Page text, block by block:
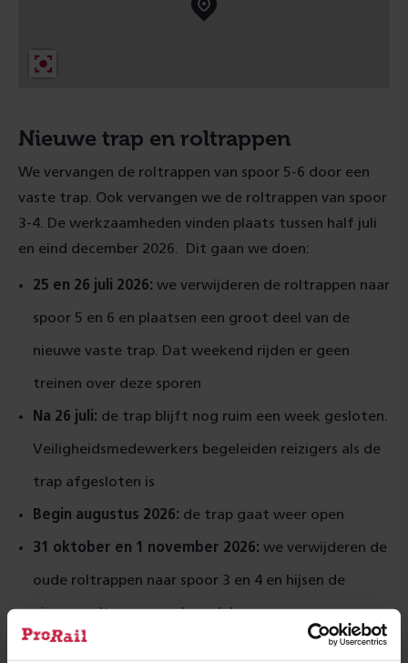
Nieuwe trap en roltrappen
We vervangen de roltrappen van spoor 5-6 door een
vaste trap. Ook vervangen we de roltrappen van spoor
3-4. De werkzaamheden vinden plaats tussen half juli
en eind december 2026. Dit gaan we doen:
25 en 26 juli 2026: we verwijderen de roltrappen naar
spoor 5 en 6 en plaatsen een groot deel van de
nieuwe vaste trap. Dat weekend rijden er geen
treinen over deze sporen
Na 26 juli: de trap blijft nog ruim een week gesloten.
Veiligheidsmedewerkers begeleiden reizigers als de
trap afgesloten is
Begin augustus 2026: de trap gaat weer open
31 oktober en 1 november 2026: we verwijderen de
oude roltrappen naar spoor 3 en 4 en hijsen de
nieuwe roltrappen op hun plek
Vanaf 3 november 2026: we brengen tegelwerk aan